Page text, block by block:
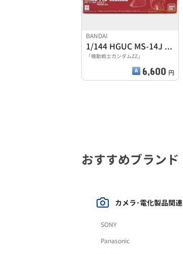
BANDAI
1/144 HGUC MS-14J リゲルグ
「機動戦士ガンダムZZ」
6,600 円
おすすめブランド
カメラ･電化製品関連
SONY
Panasonic